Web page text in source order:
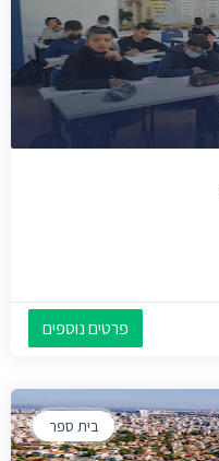
פרטים נוספים
בית ספר